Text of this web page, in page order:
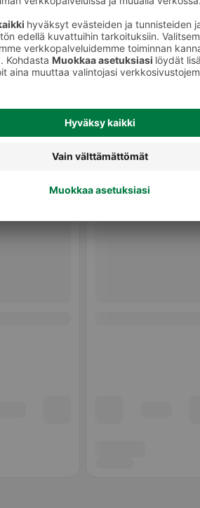
Lautasliinat ja servetit